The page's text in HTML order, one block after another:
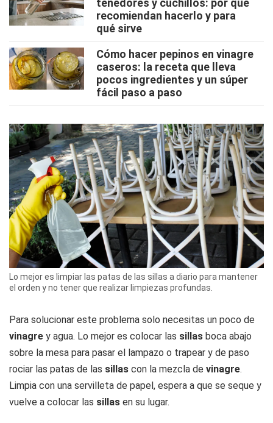
tenedores y cuchillos: por qué
recomiendan hacerlo y para
qué sirve
Cómo hacer pepinos en vinagre
caseros: la receta que lleva
pocos ingredientes y un súper
fácil paso a paso
Lo mejor es limpiar las patas de las sillas a diario para mantener
el orden y no tener que realizar limpiezas profundas.
Para solucionar este problema solo necesitas un poco de
vinagre y agua. Lo mejor es colocar las sillas boca abajo
sobre la mesa para pasar el lampazo o trapear y de paso
rociar las patas de las sillas con la mezcla de vinagre.
Limpia con una servilleta de papel, espera a que se seque y
vuelve a colocar las sillas en su lugar.